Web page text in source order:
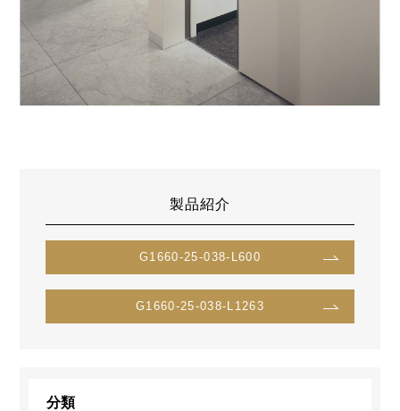
製品紹介
G1660-25-038-L600
G1660-25-038-L1263
分類